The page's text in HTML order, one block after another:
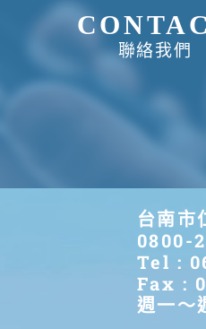
聯絡我們
台南市
0800-
Tel :
Fax :
週一～